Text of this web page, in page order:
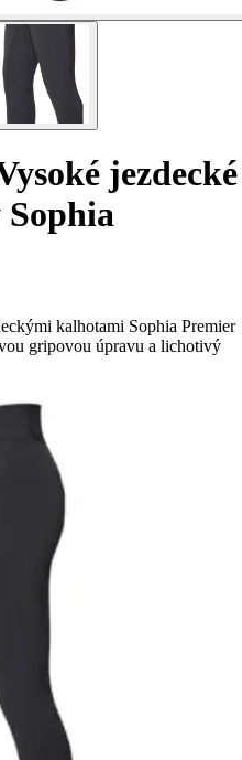
jezdecké
kalhotami Sophia Premier
gripovou úpravu a lichotivý